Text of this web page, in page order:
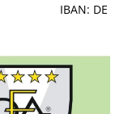
IBAN: DE